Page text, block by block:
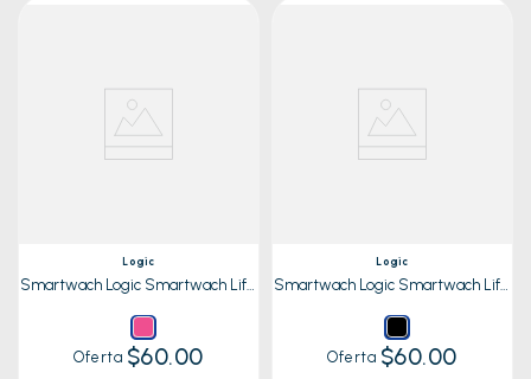
Logic
Smartwach Logic Smartwach Life
Oferta $60.00
Logic
Smartwach Logic Smartwach Life
Oferta $60.00